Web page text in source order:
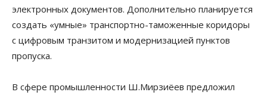
электронных документов. Дополнительно планируется
создать «умные» транспортно-таможенные коридоры
с цифровым транзитом и модернизацией пунктов
пропуска.
В сфере промышленности Ш.Мирзиёев предложил